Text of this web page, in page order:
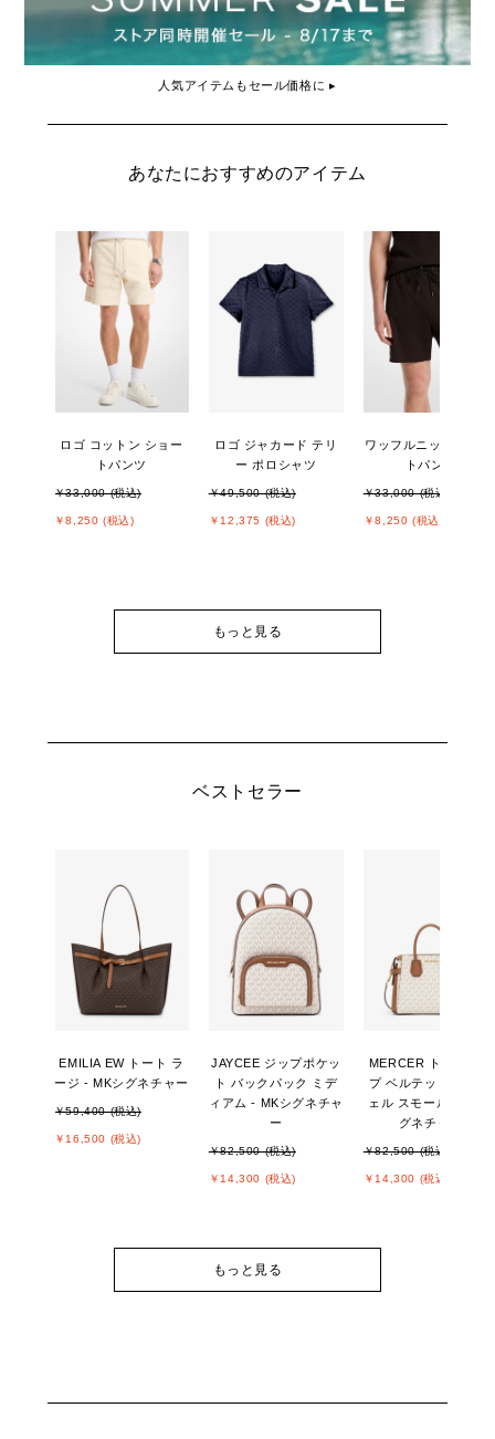
人気アイテムもセール価格に ▸
あなたにおすすめのアイテム
ロゴ コットン ショー
トパンツ
￥33,000 (税込)
￥8,250 (税込)
ロゴ ジャカード テリ
ー ポロシャツ
￥49,500 (税込)
￥12,375 (税込)
ワッフルニット ショ
トパンツ
￥33,000 (税込)
￥8,250 (税込)
もっと見る
ベストセラー
EMILIA EW トート ラ
ージ - MKシグネチャー
￥59,400 (税込)
￥16,500 (税込)
JAYCEE ジップポケッ
ト バックパック ミデ
ィアム - MKシグネチャ
ー
￥82,500 (税込)
￥14,300 (税込)
MERCER トップジッ
プ ベルテッド サッチ
ェル スモール - MKシ
グネチャー
￥82,500 (税込)
￥14,300 (税込)
もっと見る